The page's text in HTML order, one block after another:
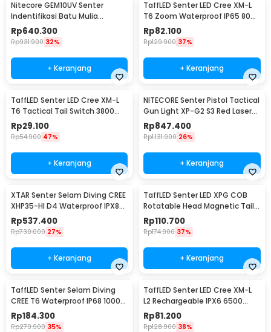
Nitecore GEM10UV Senter
Indentifikasi Batu Mulia
Gemstone Ultraviolet
Rp640.300
Rp931.900 32%
+ Keranjang
TaffLED Senter LED Cree XM-L
T6 Zoom Waterproof IP65 8000
Lumens - E17 COB
Rp82.100
Rp129.900 37%
+ Keranjang
TaffLED Senter LED Cree XM-L
T6 Tactical Tail Switch 3800
Lumens
Rp29.100
Rp54.900 47%
+ Keranjang
NITECORE Senter Pistol Tactical
Gun Light XP-G2 S3 Red Laser
300Lumens - NPL10
Rp847.400
Rp1.131.900 26%
+ Keranjang
XTAR Senter Selam Diving CREE
XHP35-HI D4 Waterproof IPX8
1600 Lumens - D26 1600S
Rp537.400
Rp730.000 27%
+ Keranjang
TaffLED Senter LED XPG COB
Rotatable Head Magnetic Tail
10000 Lumens - 3189A
Rp110.700
Rp174.900 37%
+ Keranjang
TaffLED Senter Selam Diving
CREE T6 Waterproof IP68 10000
Lumens - TG-S151
Rp184.300
Rp279.900 35%
TaffLED Senter LED Cree XM-L
L2 Rechargeable IPX6 6500
Lumens - 701
Rp81.200
Rp128.900 38%